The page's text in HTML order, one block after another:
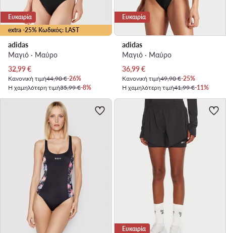
extra -25% Κωδικός: LAST
Ευκαιρία
adidas
Μαγιό · Μαύρο
Τρέχουσα τιμή
32,99€
Κανονική τιμή44,90 €-26%
Η χαμηλότερη τιμή35,99 €-8%
Ευκαιρία
adidas
Μαγιό · Μαύρο
Τρέχουσα τιμή
36,99€
Κανονική τιμή49,90 €-25%
Η χαμηλότερη τιμή41,99 €-11%
Ευκαιρία